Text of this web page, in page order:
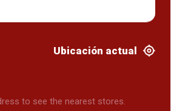
Ubicación actual
to see the nearest stores.